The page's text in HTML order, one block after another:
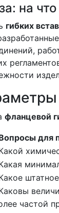
на
гибких
фланцевой
для
частой